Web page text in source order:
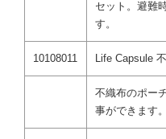
セット。避難
す。
10108011 Life Capsule
不織布のポー
事ができます